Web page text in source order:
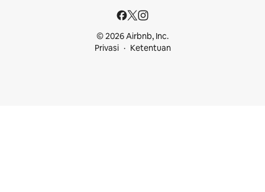
© 2026 Airbnb, Inc.
Privasi
Ketentuan